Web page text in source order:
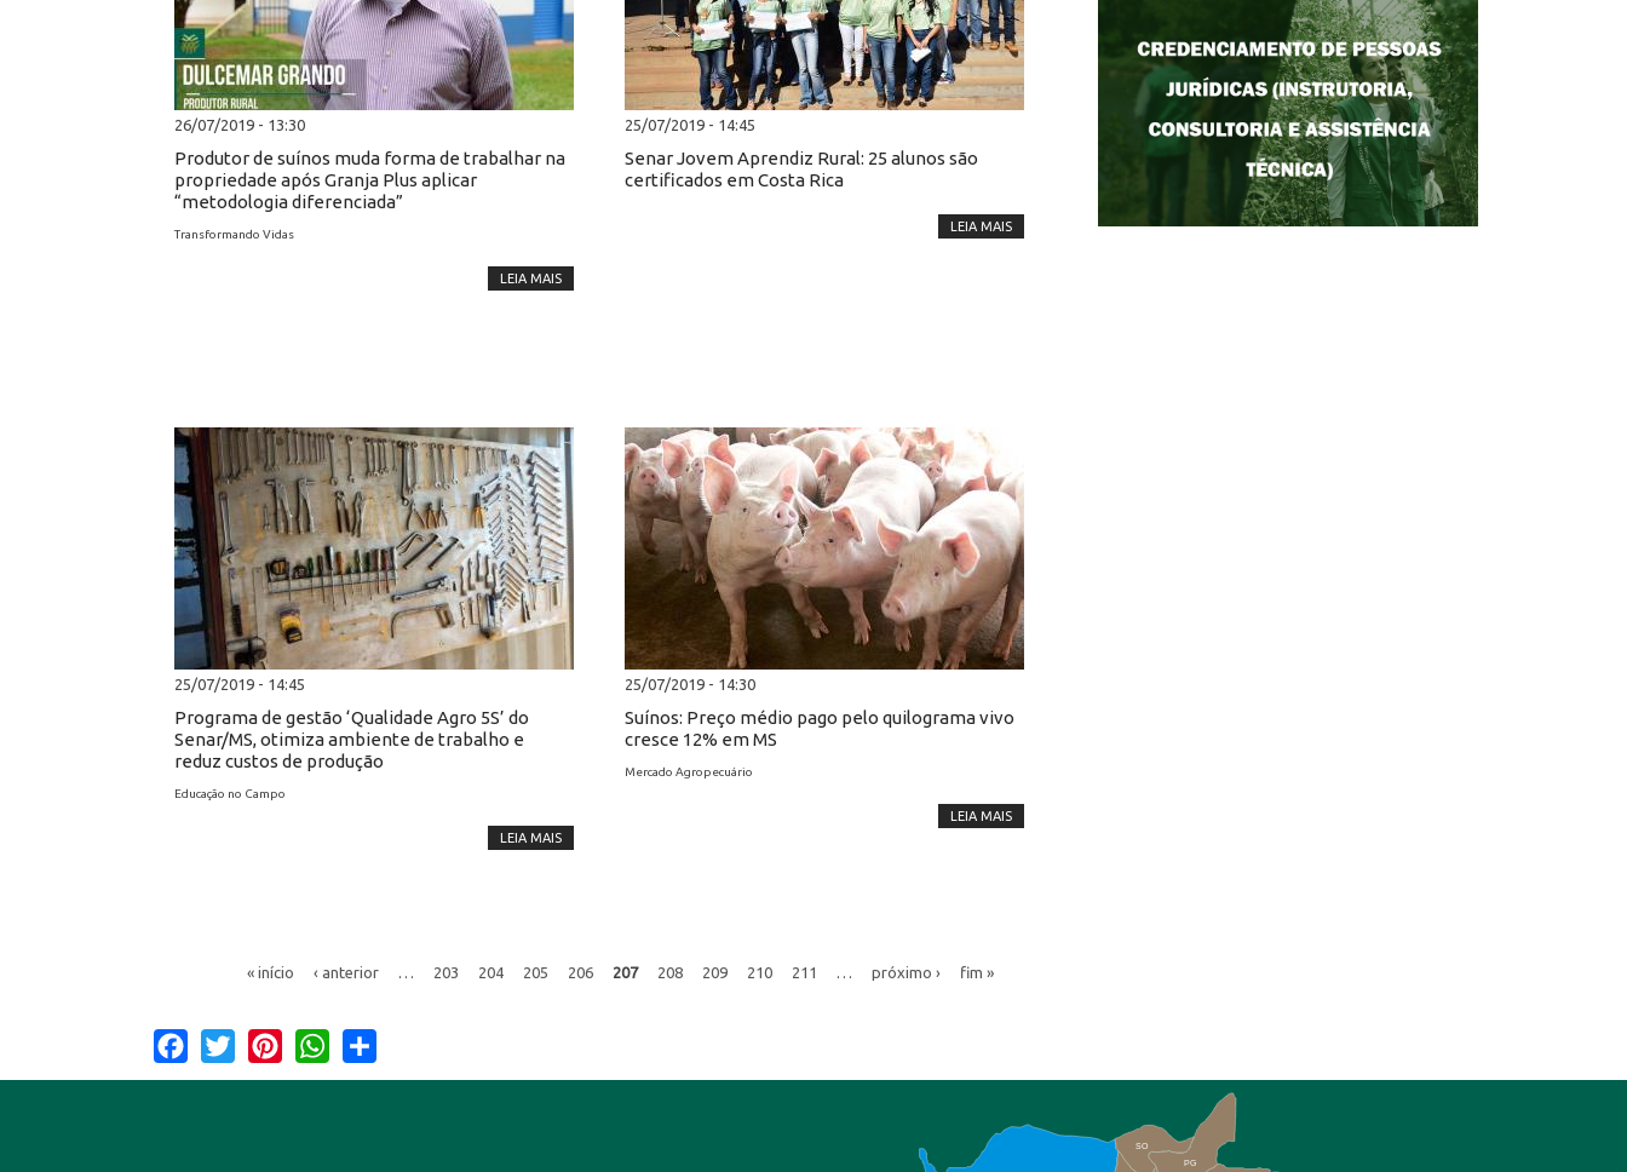
26/07/2019 - 13:30
Produtor de suínos muda forma de trabalhar na
propriedade após Granja Plus aplicar
“metodologia diferenciada”
Transformando Vidas
LEIA MAIS
25/07/2019 - 14:45
Senar Jovem Aprendiz Rural: 25 alunos são
certificados em Costa Rica
LEIA MAIS
25/07/2019 - 14:45
Programa de gestão ‘Qualidade Agro 5S’ do
Senar/MS, otimiza ambiente de trabalho e
reduz custos de produção
Educação no Campo
LEIA MAIS
25/07/2019 - 14:30
Suínos: Preço médio pago pelo quilograma vivo
cresce 12% em MS
Mercado Agropecuário
LEIA MAIS
« início ‹ anterior 203 204 205 206 207 208 209 210 211 próximo › fim »
Facebook
Twitter PinterestWhatsApp
PG
SO